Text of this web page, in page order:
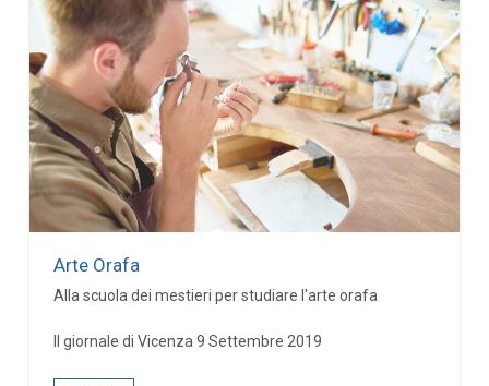
Arte Orafa
Alla scuola dei mestieri per studiare l'arte orafa
Il giornale di Vicenza 9 Settembre 2019